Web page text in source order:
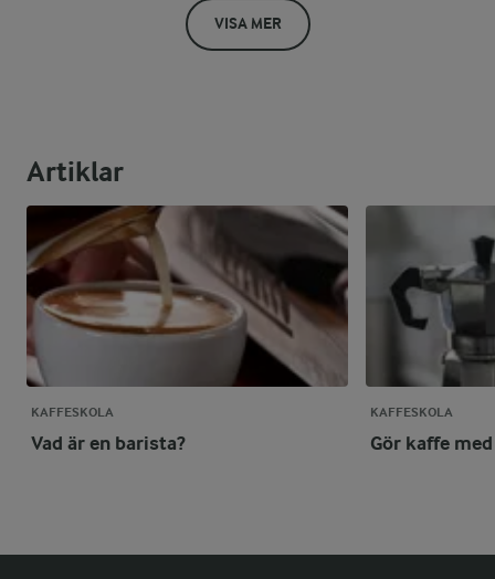
VISA MER
Artiklar
KAFFESKOLA
Vad är en barista?
KAFFESKOLA
Gör kaffe